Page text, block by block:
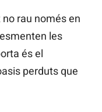
no rau només en
les
és el
perduts que